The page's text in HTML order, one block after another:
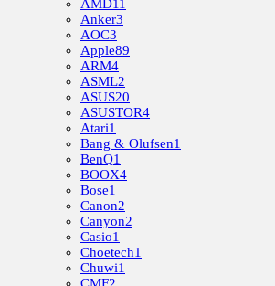
AMD11
Anker3
AOC3
Apple89
ARM4
ASML2
ASUS20
ASUSTOR4
Atari1
Bang & Olufsen1
BenQ1
BOOX4
Bose1
Canon2
Canyon2
Casio1
Choetech1
Chuwi1